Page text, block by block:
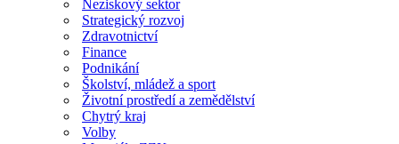
Neziskový sektor
Strategický rozvoj
Zdravotnictví
Finance
Podnikání
Školství, mládež a sport
Životní prostředí a zemědělství
Chytrý kraj
Volby